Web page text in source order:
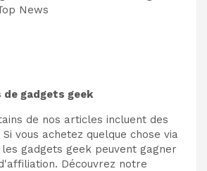
News
gadgets geek
de nos articles incluent des
vous achetez quelque chose via
gadgets geek peuvent gagner
Découvrez notre